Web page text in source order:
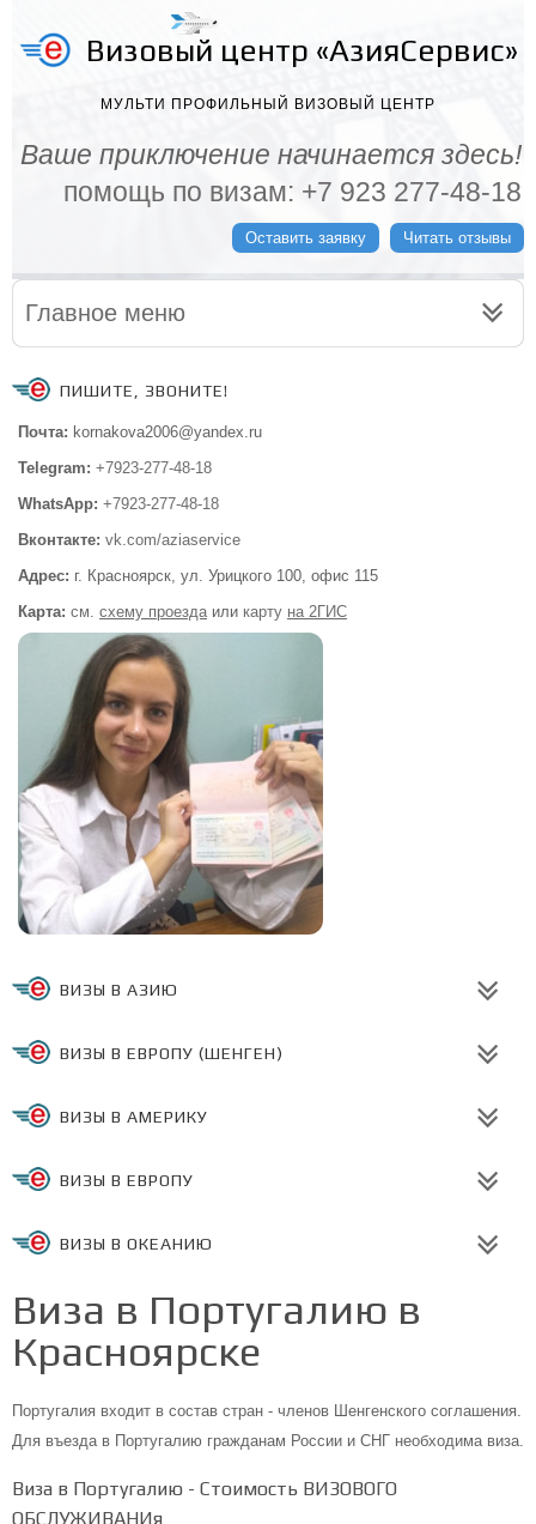
Визовый центр «АзияСервис»
МУЛЬТИ ПРОФИЛЬНЫЙ ВИЗОВЫЙ ЦЕНТР
Ваше приключение начинается здесь!
помощь по визам: +7 923 277-48-18
Оставить заявку Читать отзывы
Главное меню
ПИШИТЕ, ЗВОНИТЕ!
Почта: kornakova2006@yandex.ru
Telegram: +7923-277-48-18
WhatsApp: +7923-277-48-18
Вконтакте: vk.com/aziaservice
Адрес: г. Красноярск, ул. Урицкого 100, офис 115
Карта: см. схему проездаили карту на 2ГИС
ВИЗЫ В АЗИЮ
ВИЗЫ В ЕВРОПУ (ШЕНГЕН)
ВИЗЫ В АМЕРИКУ
ВИЗЫ В ЕВРОПУ
ВИЗЫ В ОКЕАНИЮ
Виза в Португалию в
Красноярске
Португалия входит в состав стран - членов Шенгенского соглашения.
Для въезда в Португалию гражданам России и СНГ необходима виза.
Виза в Португалию - Стоимость ВИЗОВОГО
ОБСЛУЖИВАНИя